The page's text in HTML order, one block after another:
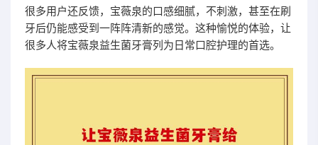
很多用户还反馈，宝薇泉的口感细腻，不刺激，甚至在刷
牙后仍能感受到一阵阵清新的感觉。这种愉悦的体验，让
很多人将宝薇泉益生菌牙膏列为日常口腔护理的首选。